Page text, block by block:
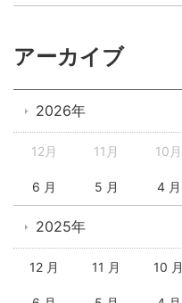
アーカイブ
2026年
12月 11月 10月
6 月 5 月 4 月
2025年
12 月 11 月 10 月